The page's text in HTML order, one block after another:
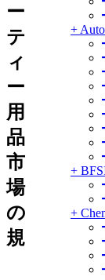
+
+
+
ー
テ
ィ
ー
用
品
市
場
の
規